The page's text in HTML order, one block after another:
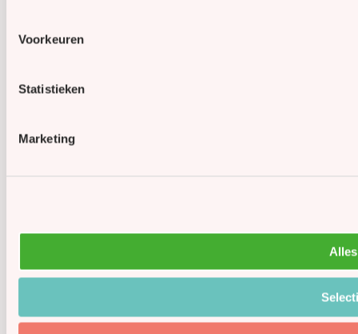
Voorkeuren
Statistieken
Marketing